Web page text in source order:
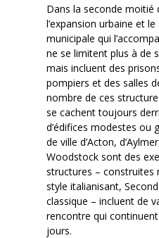
Dans la seconde moitié
l’expansion urbaine et
municipale qui
ne se limitent plus à de
mais incluent des
pompiers et des salles
nombre de ces
se cachent toujours
d’édifices modestes ou
de ville d’Acton,
Woodstock sont des
structures – construites
style italianisant,
classique – incluent de
rencontre qui
jours.